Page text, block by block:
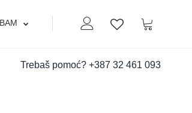
Moj nalogLista zelja
Korpa
BAM
Trebaš pomoć? +387 32 461 093